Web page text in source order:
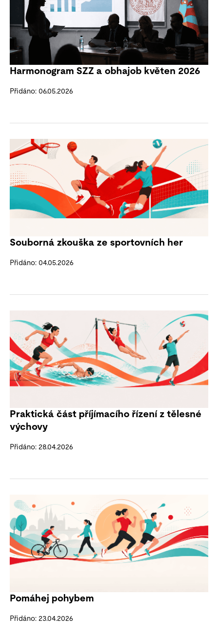
Harmonogram SZZ a obhajob květen 2026
Přidáno: 06.05.2026
Souborná zkouška ze sportovních her
Přidáno: 04.05.2026
Praktická část příjímacího řízení z tělesné
výchovy
Přidáno: 28.04.2026
Pomáhej pohybem
Přidáno: 23.04.2026